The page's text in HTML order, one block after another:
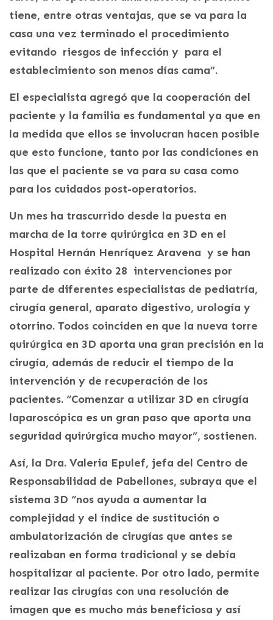
tiene, entre otras ventajas, que se va para la
casa una vez terminado el procedimiento
evitando riesgos de infección y para el
establecimiento son menos días cama”.
El especialista agregó que la cooperación del
paciente y la familia es fundamental ya que en
la medida que ellos se involucran hacen posible
que esto funcione, tanto por las condiciones en
las que el paciente se va para su casa como
para los cuidados post-operatorios.
Un mes ha trascurrido desde la puesta en
marcha de la torre quirúrgica en 3D en el
Hospital Hernán Henríquez Aravena y se han
realizado con éxito 28 intervenciones por
parte de diferentes especialistas de pediatría,
cirugía general, aparato digestivo, urología y
otorrino. Todos coinciden en que la nueva torre
quirúrgica en 3D aporta una gran precisión en la
cirugía, además de reducir el tiempo de la
intervención y de recuperación de los
pacientes. “Comenzar a utilizar 3D en cirugía
laparoscópica es un gran paso que aporta una
seguridad quirúrgica mucho mayor”, sostienen.
Así, la Dra. Valeria Epulef, jefa del Centro de
Responsabilidad de Pabellones, subraya que el
sistema 3D “nos ayuda a aumentar la
complejidad y el índice de sustitución o
ambulatorización de cirugías que antes se
realizaban en forma tradicional y se debía
hospitalizar al paciente. Por otro lado, permite
realizar las cirugías con una resolución de
imagen que es mucho más beneficiosa y así